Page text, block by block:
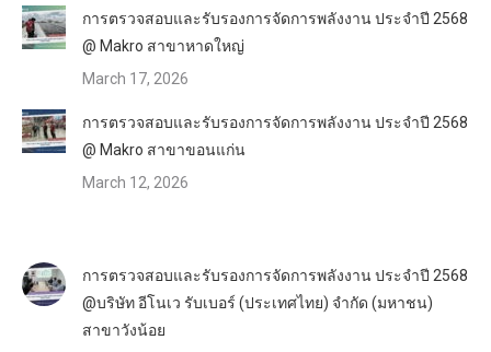
การตรวจสอบและรับรองการจัดการพลังงาน ประจำปี 2568
@ Makro สาขาหาดใหญ่
March 17, 2026
การตรวจสอบและรับรองการจัดการพลังงาน ประจำปี 2568
@ Makro สาขาขอนแก่น
March 12, 2026
การตรวจสอบและรับรองการจัดการพลังงาน ประจำปี 2568
@บริษัท อีโนเว รับเบอร์ (ประเทศไทย) จำกัด (มหาชน)
สาขาวังน้อย